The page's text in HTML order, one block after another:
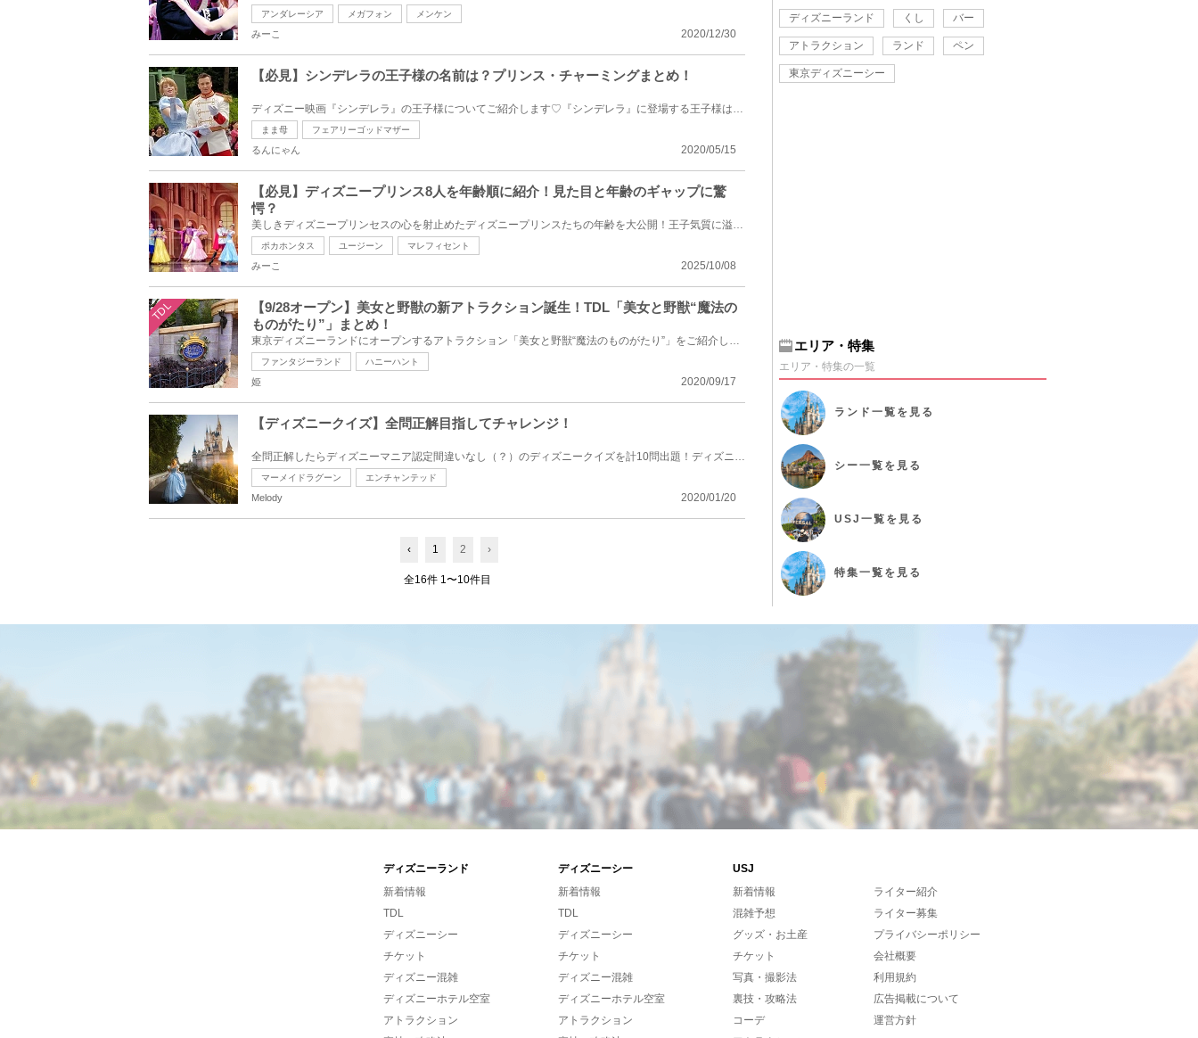
アンダレーシア メガフォン メンケン
2020/12/30
みーこ
【必見】シンデレラの王子様の名前は？プリンス・チャーミングまとめ！
ディズニー映画『シンデレラ』の王子様についてご紹介します♡『シンデレラ』に登場する王子様は、「プリ...
まま母 フェアリーゴッドマザー
2020/05/15
るんにゃん
【必見】ディズニープリンス8人を年齢順に紹介！見た目と年齢のギャップに驚
愕？
美しきディズニープリンセスの心を射止めたディズニープリンスたちの年齢を大公開！王子気質に溢れ見た...
ポカホンタス ユージーン マレフィセント
2025/10/08
みーこ
TDL
【9/28オープン】美女と野獣の新アトラクション誕生！TDL「美女と野獣“魔法の
ものがたり”」まとめ！
東京ディズニーランドにオープンするアトラクション「美女と野獣“魔法のものがたり”」をご紹介します♡大...
ファンタジーランド ハニーハント
2020/09/17
姫
【ディズニークイズ】全問正解目指してチャレンジ！
全問正解したらディズニーマニア認定間違いなし（？）のディズニークイズを計10問出題！ディズニーパー...
マーメイドラグーン エンチャンテッド
2020/01/20
Melody
‹ 1 2 ›
全16件 1〜10件目
ディズニーランド くし バー
アトラクション ランド ペン
東京ディズニーシー
エリア・特集
エリア・特集の一覧
ランド 一覧を見る
シー一覧を見る
USJ 一覧を見る
特集一覧を見る
ディズニーランド ディズニーシー
USJ
新着情報
TDL
ディズニーシー
チケット
ディズニー混雑
ディズニーホテル空室
アトラクション
新着情報
TDL
ディズニーシー
チケット
ディズニー混雑
ディズニーホテル空室
アトラクション
新着情報
混雑予想
グッズ・お土産
チケット
写真・撮影法
裏技・攻略法
コーデ
ライター紹介
ライター募集
プライバシーポリシー
会社概要
利用規約
広告掲載について
運営方針